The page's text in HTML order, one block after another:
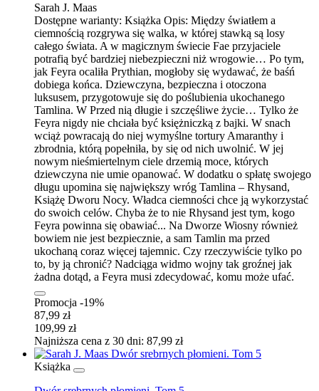
Sarah J. Maas
Dostępne warianty: Książka Opis: Między światłem a
ciemnością rozgrywa się walka, w której stawką są losy
całego świata. A w magicznym świecie Fae przyjaciele
potrafią być bardziej niebezpieczni niż wrogowie… Po tym,
jak Feyra ocaliła Prythian, mogłoby się wydawać, że baśń
dobiega końca. Dziewczyna, bezpieczna i otoczona
luksusem, przygotowuje się do poślubienia ukochanego
Tamlina. W Przed nią długie i szczęśliwe życie… Tylko że
Feyra nigdy nie chciała być księżniczką z bajki. W snach
wciąż powracają do niej wymyślne tortury Amaranthy i
zbrodnia, którą popełniła, by się od nich uwolnić. W jej
nowym nieśmiertelnym ciele drzemią moce, których
dziewczyna nie umie opanować. W dodatku o spłatę swojego
długu upomina się największy wróg Tamlina – Rhysand,
Książę Dworu Nocy. Władca ciemności chce ją wykorzystać
do swoich celów. Chyba że to nie Rhysand jest tym, kogo
Feyra powinna się obawiać... Na Dworze Wiosny również
bowiem nie jest bezpiecznie, a sam Tamlin ma przed
ukochaną coraz więcej tajemnic. Czy rzeczywiście tylko po
to, by ją chronić? Nadciąga widmo wojny tak groźnej jak
żadna dotąd, a Feyra musi zdecydować, komu może ufać.
Promocja -19%
87,99 zł
109,99 zł
Najniższa cena z 30 dni: 87,99 zł
Książka